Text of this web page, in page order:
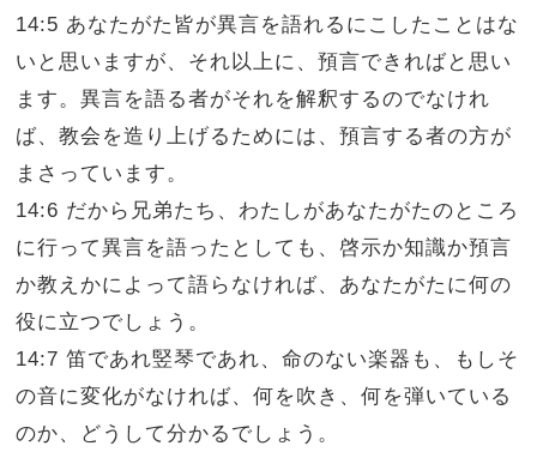
14:5 あなたがた皆が異言を語れるにこしたことはな
いと思いますが、それ以上に、預言できればと思い
ます。異言を語る者がそれを解釈するのでなけれ
ば、教会を造り上げるためには、預言する者の方が
まさっています。
14:6 だから兄弟たち、わたしがあなたがたのところ
に行って異言を語ったとしても、啓示か知識か預言
か教えかによって語らなければ、あなたがたに何の
役に立つでしょう。
14:7 笛であれ竪琴であれ、命のない楽器も、もしそ
の音に変化がなければ、何を吹き、何を弾いている
のか、どうして分かるでしょう。